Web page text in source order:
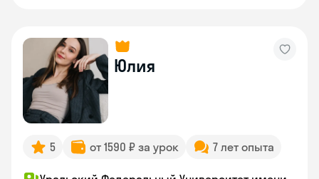
Юлия
5 от 1590 ₽ за урок 7 лет опыта